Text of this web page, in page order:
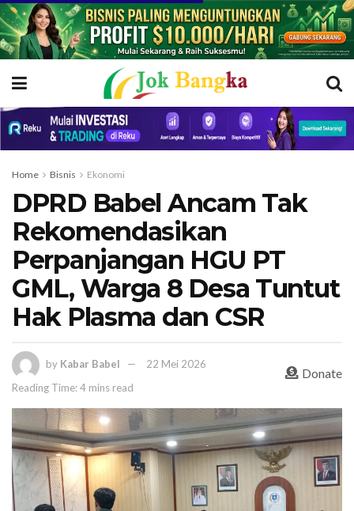
Home Bisnis Ekonomi
DPRD Babel Ancam Tak
Rekomendasikan
Perpanjangan HGU PT
GML, Warga 8 Desa Tuntut
Hak Plasma dan CSR
by Kabar Babel
22 Mei 2026
Reading Time: 4 mins read
Donate